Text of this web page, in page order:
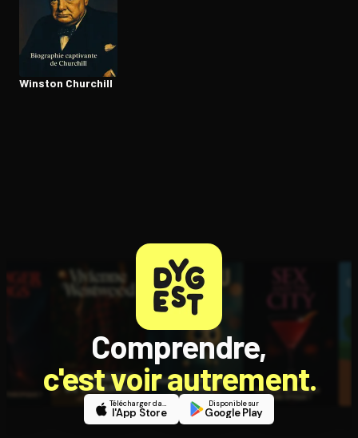
Winston Churchill
Comprendre,
c'est voir autrement.
Télécharger dans
l'App Store
Disponible sur
Google Play